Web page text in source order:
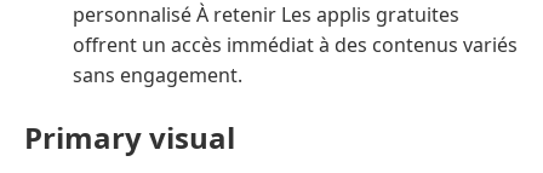
personnalisé À retenir Les applis gratuites
offrent un accès immédiat à des contenus variés
sans engagement.
Primary visual